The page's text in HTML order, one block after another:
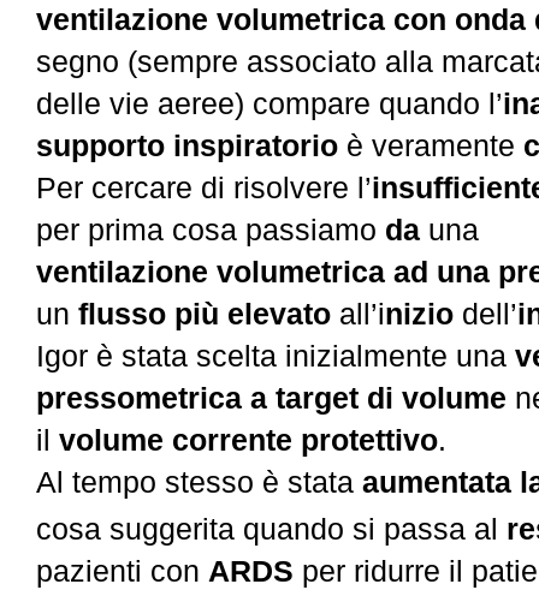
ventilazione volumetrica con onda
segno (sempre associato alla
delle vie aeree) compare quando l’
supporto inspiratorio è veramente
Per cercare di risolvere l’
per prima cosa passiamo da una
ventilazione volumetrica ad una
un flusso più elevato all’inizio dell’
Igor è stata scelta inizialmente una
pressometrica a target di volume
il volume corrente protettivo.
Al tempo stesso è stata aumentata
cosa suggerita quando si passa al
pazienti con ARDS per ridurre il